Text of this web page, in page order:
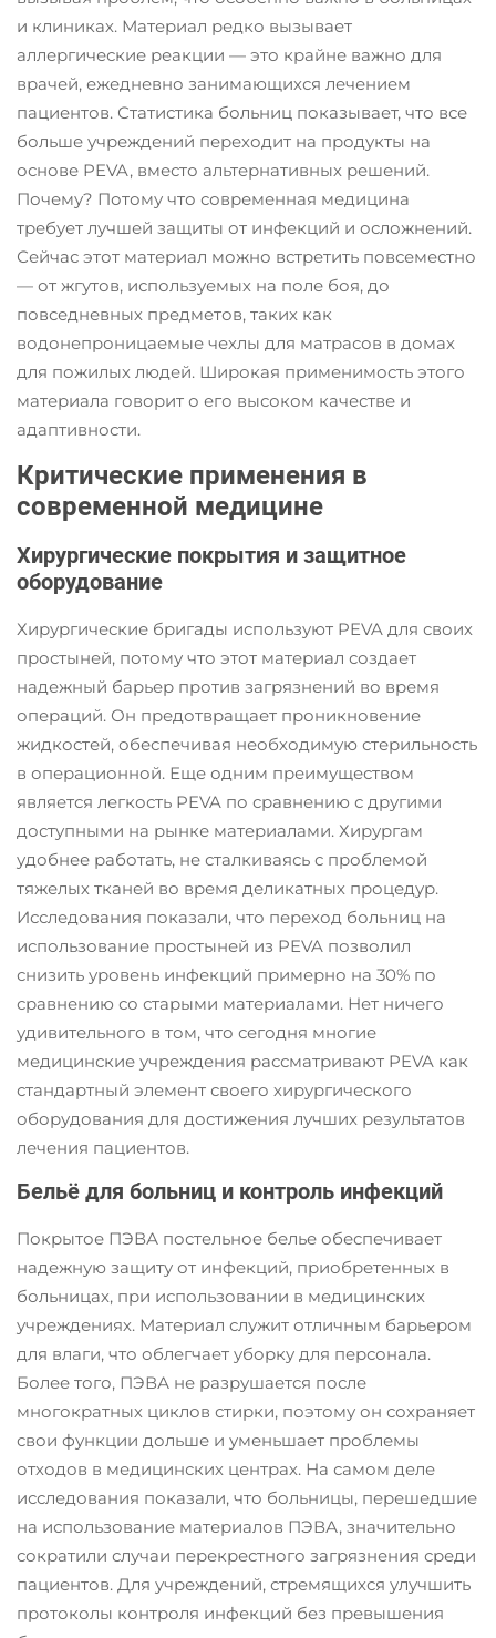
и клиниках. Материал редко вызывает
аллергические реакции — это крайне важно для
врачей, ежедневно занимающихся лечением
пациентов. Статистика больниц показывает, что все
больше учреждений переходит на продукты на
основе PEVA, вместо альтернативных решений.
Почему? Потому что современная медицина
требует лучшей защиты от инфекций и осложнений.
Сейчас этот материал можно встретить повсеместно
— от жгутов, используемых на поле боя, до
повседневных предметов, таких как
водонепроницаемые чехлы для матрасов в домах
для пожилых людей. Широкая применимость этого
материала говорит о его высоком качестве и
адаптивности.
Критические применения в
современной медицине
Хирургические покрытия и защитное
оборудование
Хирургические бригады используют PEVA для своих
простыней, потому что этот материал создает
надежный барьер против загрязнений во время
операций. Он предотвращает проникновение
жидкостей, обеспечивая необходимую стерильность
в операционной. Еще одним преимуществом
является легкость PEVA по сравнению с другими
доступными на рынке материалами. Хирургам
удобнее работать, не сталкиваясь с проблемой
тяжелых тканей во время деликатных процедур.
Исследования показали, что переход больниц на
использование простыней из PEVA позволил
снизить уровень инфекций примерно на 30% по
сравнению со старыми материалами. Нет ничего
удивительного в том, что сегодня многие
медицинские учреждения рассматривают PEVA как
стандартный элемент своего хирургического
оборудования для достижения лучших результатов
лечения пациентов.
Бельё для больниц и контроль инфекций
Покрытое ПЭВА постельное белье обеспечивает
надежную защиту от инфекций, приобретенных в
больницах, при использовании в медицинских
учреждениях. Материал служит отличным барьером
для влаги, что облегчает уборку для персонала.
Более того, ПЭВА не разрушается после
многократных циклов стирки, поэтому он сохраняет
свои функции дольше и уменьшает проблемы
отходов в медицинских центрах. На самом деле
исследования показали, что больницы, перешедшие
на использование материалов ПЭВА, значительно
сократили случаи перекрестного загрязнения среди
пациентов. Для учреждений, стремящихся улучшить
протоколы контроля инфекций без превышения